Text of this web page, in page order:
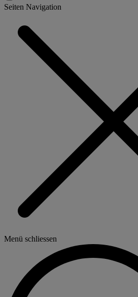
Seiten Navigation
Menü schliessen